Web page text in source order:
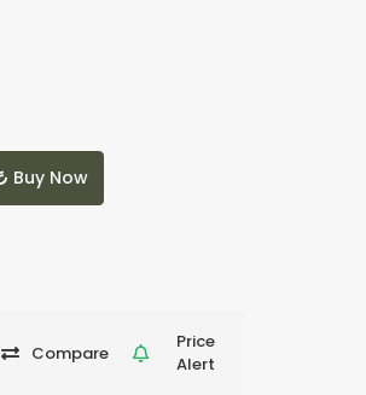
Buy Now
Compare
Price
Alert